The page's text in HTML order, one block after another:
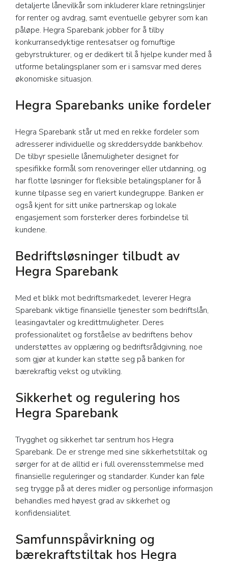
detaljerte lånevilkår som inkluderer klare retningslinjer
for renter og avdrag, samt eventuelle gebyrer som kan
påløpe. Hegra Sparebank jobber for å tilby
konkurransedyktige rentesatser og fornuftige
gebyrstrukturer, og er dedikert til å hjelpe kunder med å
utforme betalingsplaner som er i samsvar med deres
økonomiske situasjon.
Hegra Sparebanks unike fordeler
Hegra Sparebank står ut med en rekke fordeler som
adresserer individuelle og skreddersydde bankbehov.
De tilbyr spesielle lånemuligheter designet for
spesifikke formål som renoveringer eller utdanning, og
har flotte løsninger for fleksible betalingsplaner for å
kunne tilpasse seg en variert kundegruppe. Banken er
også kjent for sitt unike partnerskap og lokale
engasjement som forsterker deres forbindelse til
kundene.
Bedriftsløsninger tilbudt av
Hegra Sparebank
Med et blikk mot bedriftsmarkedet, leverer Hegra
Sparebank viktige finansielle tjenester som bedriftslån,
leasingavtaler og kredittmuligheter. Deres
professionalitet og forståelse av bedriftens behov
understøttes av opplæring og bedriftsrådgivning, noe
som gjør at kunder kan støtte seg på banken for
bærekraftig vekst og utvikling.
Sikkerhet og regulering hos
Hegra Sparebank
Trygghet og sikkerhet tar sentrum hos Hegra
Sparebank. De er strenge med sine sikkerhetstiltak og
sørger for at de alltid er i full overensstemmelse med
finansielle reguleringer og standarder. Kunder kan føle
seg trygge på at deres midler og personlige informasjon
behandles med høyest grad av sikkerhet og
konfidensialitet.
Samfunnspåvirkning og
bærekraftstiltak hos Hegra